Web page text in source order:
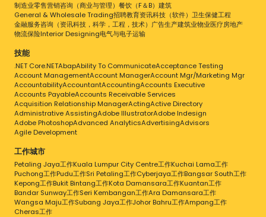
制造业零售营销咨询（商业与管理） 餐饮（F＆B） 建筑
General & Wholesale Trading招聘教育资讯科技（软件） 卫生保健工程
金融服务咨询（资讯科技，科学，工程，技术） 广告生产建筑业物业医疗房地产
物流保险Interior Designing电气与电子运输
技能
.NET Core.NETAbapAbility To CommunicateAcceptance Testing
Account ManagementAccount ManagerAccount Mgr/Marketing Mgr
AccountabilityAccountantAccountingAccounts Executive
Accounts PayableAccounts Receivable Services
Acquisition Relationship ManagerActingActive Directory
Administrative AssistingAdobe IllustratorAdobe Indesign
Adobe PhotoshopAdvanced AnalyticsAdvertisingAdvisors
Agile Development
工作城市
Petaling Jaya工作Kuala Lumpur City Centre工作Kuchai Lama工作
Puchong工作Pudu工作Sri Petaling工作Cyberjaya工作Bangsar South工作
Kepong工作Bukit Bintang工作Kota Damansara工作Kuantan工作
Bandar Sunway工作Seri Kembangan工作Ara Damansara工作
Wangsa Maju工作Subang Jaya工作Johor Bahru工作Ampang工作
Cheras工作